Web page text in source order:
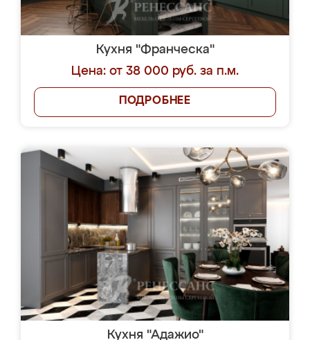
Кухня "Франческа"
Цена: от 38 000 руб. за п.м.
ПОДРОБНЕЕ
Кухня "Адажио"